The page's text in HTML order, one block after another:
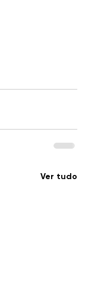
Ver tudo